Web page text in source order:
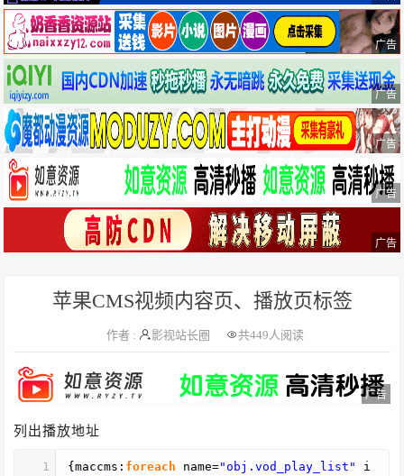
广告
广告
广告
广告
广告
苹果CMS视频内容页、播放页标签
作者 : 影视站长圈 共449人阅读
广告
列出播放地址
1
{maccms: foreach name="obj.vod_play_list"
i